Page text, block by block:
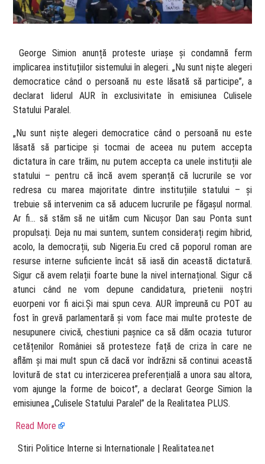
​ George Simion anunță proteste uriașe și condamnă ferm
implicarea instituțiilor sistemului în alegeri. „Nu sunt niște alegeri
democratice când o persoană nu este lăsată să participe”, a
declarat liderul AUR în exclusivitate în emisiunea Culisele
Statului Paralel.
„Nu sunt niște alegeri democratice când o persoană nu este
lăsată să participe și tocmai de aceea nu putem accepta
dictatura în care trăim, nu putem accepta ca unele instituții ale
statului – pentru că încă avem speranță că lucrurile se vor
redresa cu marea majoritate dintre instituțiile statului – și
trebuie să intervenim ca să aducem lucrurile pe făgașul normal.
Ar fi… să stăm să ne uităm cum Nicușor Dan sau Ponta sunt
propulsați. Deja nu mai suntem, suntem considerați regim hibrid,
acolo, la democrații, sub Nigeria.Eu cred că poporul roman are
resurse interne suficiente încât să iasă din această dictatură.
Sigur că avem relații foarte bune la nivel internațional. Sigur că
atunci când ne vom depune candidatura, prietenii noștri
euorpeni vor fi aici.Și mai spun ceva. AUR împreună cu POT au
fost în grevă parlamentară și vom face mai multe proteste de
nesupunere civică, chestiuni pașnice ca să dăm ocazia tuturor
cetățenilor României să protesteze față de criza în care ne
aflăm și mai mult spun că dacă vor îndrăzni să continui această
lovitură de stat cu interzicerea preferențială a unora sau altora,
vom ajunge la forme de boicot”, a declarat George Simion la
emisiunea „Culisele Statului Paralel” de la Realitatea PLUS.
Read More
​ Stiri Politice Interne si Internationale | Realitatea.net